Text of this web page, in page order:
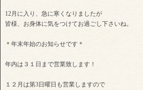
12月に入り、急に寒くなりましたが
皆様、お身体に気をつけてお過ごし下さいね。
＊年末年始のお知らせです＊
年内は３１日まで営業致します！
１２月は第3日曜日も営業しますので